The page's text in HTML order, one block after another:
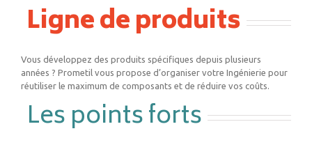
Ligne de produits
Vous développez des produits spécifiques depuis plusieurs
années ? Prometil vous propose d’organiser votre Ingénierie pour
réutiliser le maximum de composants et de réduire vos coûts.
Les points forts